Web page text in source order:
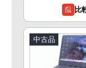
比
中古品